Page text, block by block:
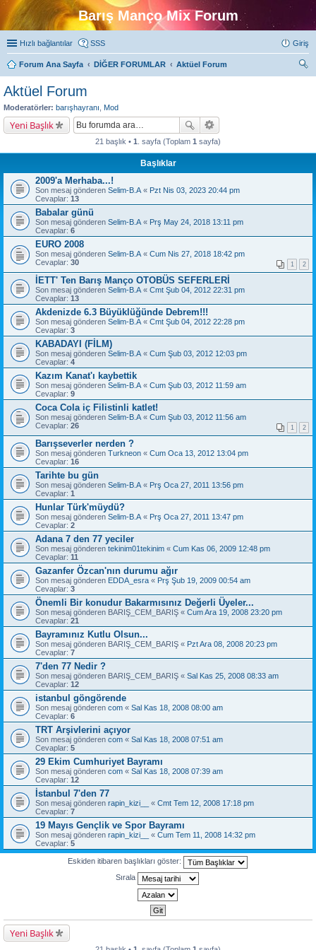
Barış Manço Mix Forum
Hızlı bağlantılar SSS Giriş
Forum Ana Sayfa DİĞER FORUMLAR
Aktüel Forum
Aktüel Forum
Moderatörler: barışhayranı Mod
Yeni Başlık
21 başlık • 1 . sayfa (Toplam 1 sayfa)
Başlıklar
2009'a Merhaba...!
Son mesaj gönderen Selim-B.A « Pzt Nis 03, 2023 20:44 pm
Cevaplar: 13
Babalar günü
Son mesaj gönderen Selim-B.A « Prş May 24, 2018 13:11 pm
Cevaplar: 6
EURO 2008
Son mesaj gönderen Selim-B.A « Cum Nis 27, 2018 18:42 pm
Cevaplar: 30 1 2
İETT' Ten Barış Manço OTOBÜS SEFERLERİ
Son mesaj gönderen Selim-B.A « Cmt Şub 04, 2012 22:31 pm
Cevaplar: 13
Akdenizde 6.3 Büyüklüğünde Debrem!!!
Son mesaj gönderen Selim-B.A « Cmt Şub 04, 2012 22:28 pm
Cevaplar: 3
KABADAYI (FİLM)
Son mesaj gönderen Selim-B.A « Cum Şub 03, 2012 12:03 pm
Cevaplar: 4
Kazım Kanat'ı kaybettik
Son mesaj gönderen Selim-B.A « Cum Şub 03, 2012 11:59 am
Cevaplar: 9
Coca Cola iç Filistinli katlet!
Son mesaj gönderen Selim-B.A « Cum Şub 03, 2012 11:56 am
Cevaplar: 26 1 2
Barışseverler nerden ?
Son mesaj gönderen Turkneon « Cum Oca 13, 2012 13:04 pm
Cevaplar: 16
Tarihte bu gün
Son mesaj gönderen Selim-B.A « Prş Oca 27, 2011 13:56 pm
Cevaplar: 1
Hunlar Türk'müydü?
Son mesaj gönderen Selim-B.A « Prş Oca 27, 2011 13:47 pm
Cevaplar: 2
Adana 7 den 77 yeciler
Son mesaj gönderen tekinim01tekinim « Cum Kas 06, 2009 12:48 pm
Cevaplar: 11
Gazanfer Özcan'nın durumu ağır
Son mesaj gönderen EDDA_esra « Prş Şub 19, 2009 00:54 am
Cevaplar: 3
Önemli Bir konudur Bakarmısınız Değerli Üyeler...
Son mesaj gönderen BARIŞ_CEM_BARIŞ « Cum Ara 19, 2008 23:20 pm
Cevaplar: 21
Bayramınız Kutlu Olsun...
Son mesaj gönderen BARIŞ_CEM_BARIŞ « Pzt Ara 08, 2008 20:23 pm
Cevaplar: 7
7'den 77 Nedir ?
Son mesaj gönderen BARIŞ_CEM_BARIŞ « Sal Kas 25, 2008 08:33 am
Cevaplar: 12
istanbul göngörende
Son mesaj gönderen com « Sal Kas 18, 2008 08:00 am
Cevaplar: 6
TRT Arşivlerini açıyor
Son mesaj gönderen com « Sal Kas 18, 2008 07:51 am
Cevaplar: 5
29 Ekim Cumhuriyet Bayramı
Son mesaj gönderen com « Sal Kas 18, 2008 07:39 am
Cevaplar: 12
İstanbul 7'den 77
Son mesaj gönderen rapin_kizi__ « Cmt Tem 12, 2008 17:18 pm
Cevaplar: 7
19 Mayıs Gençlik ve Spor Bayramı
Son mesaj gönderen rapin_kizi__ « Cum Tem 11, 2008 14:32 pm
Cevaplar: 5
Eskiden itibaren başlıkları göster:
Sırala
Yeni Başlık